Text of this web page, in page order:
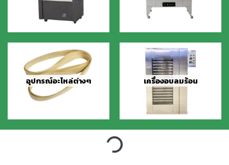
อุปกรณ์อะไหล่ต่างๆ เครื่องอบลมร้อน